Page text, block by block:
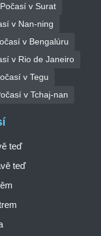
v Surat
v Nan-ning
v Bengalúru
v Rio de Janeiro
v Tegu
v Tchaj-nan
teď
teď